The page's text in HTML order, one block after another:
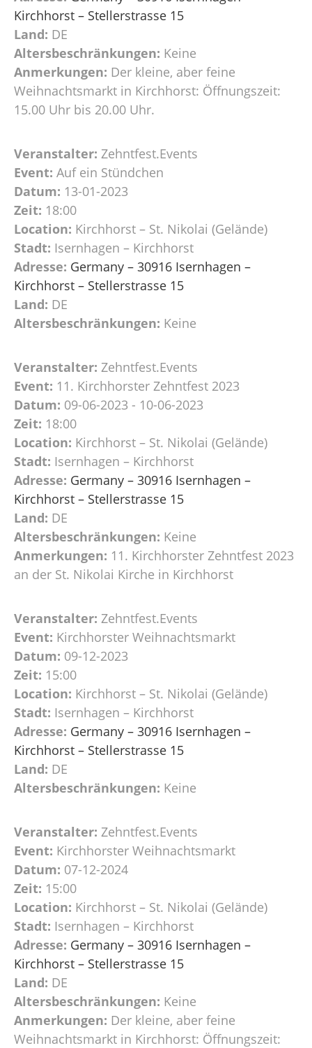
Kirchhorst – Stellerstrasse 15
Land: DE
Altersbeschränkungen: Keine
Anmerkungen: Der kleine, aber feine
Weihnachtsmarkt in Kirchhorst: Öffnungszeit:
15.00 Uhr bis 20.00 Uhr.
Veranstalter: Zehntfest.Events
Event: Auf ein Stündchen
Datum: 13-01-2023
Zeit: 18:00
Location: Kirchhorst – St. Nikolai (Gelände)
Stadt: Isernhagen – Kirchhorst
Adresse: Germany – 30916 Isernhagen –
Kirchhorst – Stellerstrasse 15
Land: DE
Altersbeschränkungen: Keine
Veranstalter: Zehntfest.Events
Event: 11. Kirchhorster Zehntfest 2023
Datum: 09-06-2023 - 10-06-2023
Zeit: 18:00
Location: Kirchhorst – St. Nikolai (Gelände)
Stadt: Isernhagen – Kirchhorst
Adresse: Germany – 30916 Isernhagen –
Kirchhorst – Stellerstrasse 15
Land: DE
Altersbeschränkungen: Keine
Anmerkungen: 11. Kirchhorster Zehntfest 2023
an der St. Nikolai Kirche in Kirchhorst
Veranstalter: Zehntfest.Events
Event: Kirchhorster Weihnachtsmarkt
Datum: 09-12-2023
Zeit: 15:00
Location: Kirchhorst – St. Nikolai (Gelände)
Stadt: Isernhagen – Kirchhorst
Adresse: Germany – 30916 Isernhagen –
Kirchhorst – Stellerstrasse 15
Land: DE
Altersbeschränkungen: Keine
Veranstalter: Zehntfest.Events
Event: Kirchhorster Weihnachtsmarkt
Datum: 07-12-2024
Zeit: 15:00
Location: Kirchhorst – St. Nikolai (Gelände)
Stadt: Isernhagen – Kirchhorst
Adresse: Germany – 30916 Isernhagen –
Kirchhorst – Stellerstrasse 15
Land: DE
Altersbeschränkungen: Keine
Anmerkungen: Der kleine, aber feine
Weihnachtsmarkt in Kirchhorst: Öffnungszeit: